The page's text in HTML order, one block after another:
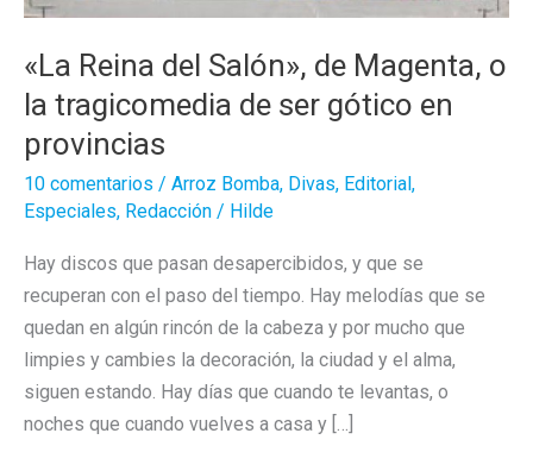
«La Reina del Salón», de Magenta, o
la tragicomedia de ser gótico en
provincias
10 comentarios / Arroz Bomba, Divas, Editorial ,
Especiales, Redacción / Hilde
Hay discos que pasan desapercibidos, y que se
recuperan con el paso del tiempo. Hay melodías que se
quedan en algún rincón de la cabeza y por mucho que
limpies y cambies la decoración, la ciudad y el alma,
siguen estando. Hay días que cuando te levantas, o
noches que cuando vuelves a casa y […]